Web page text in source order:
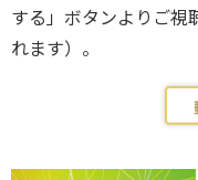
する」ボタンよりご視
れます）。